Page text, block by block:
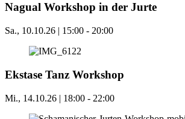
Nagual Workshop in der Jurte
Sa., 10.10.26 | 15:00 - 20:00
Ekstase Tanz Workshop
Mi., 14.10.26 | 18:00 - 22:00